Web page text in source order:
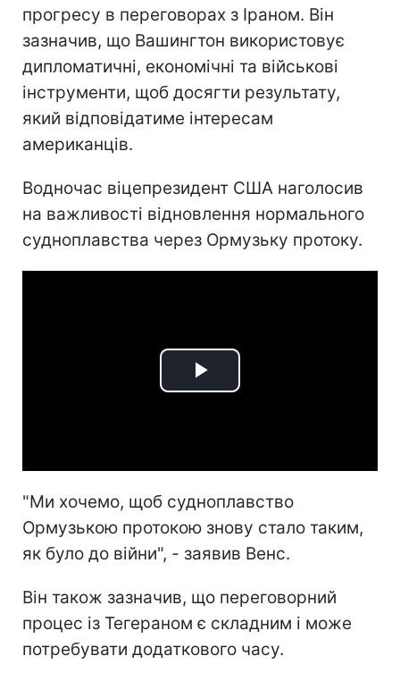
прогресу в переговорах з Іраном. Він
зазначив, що Вашингтон використовує
дипломатичні, економічні та військові
інструменти, щоб досягти результату,
який відповідатиме інтересам
американців.
Водночас віцепрезидент США наголосив
на важливості відновлення нормального
судноплавства через Ормузьку протоку.
Play
"Ми хочемо, щоб судноплавство
Ормузькою протокою знову стало таким,
як було до війни", - заявив Венс.
Він також зазначив, що переговорний
процес із Тегераном є складним і може
потребувати додаткового часу.